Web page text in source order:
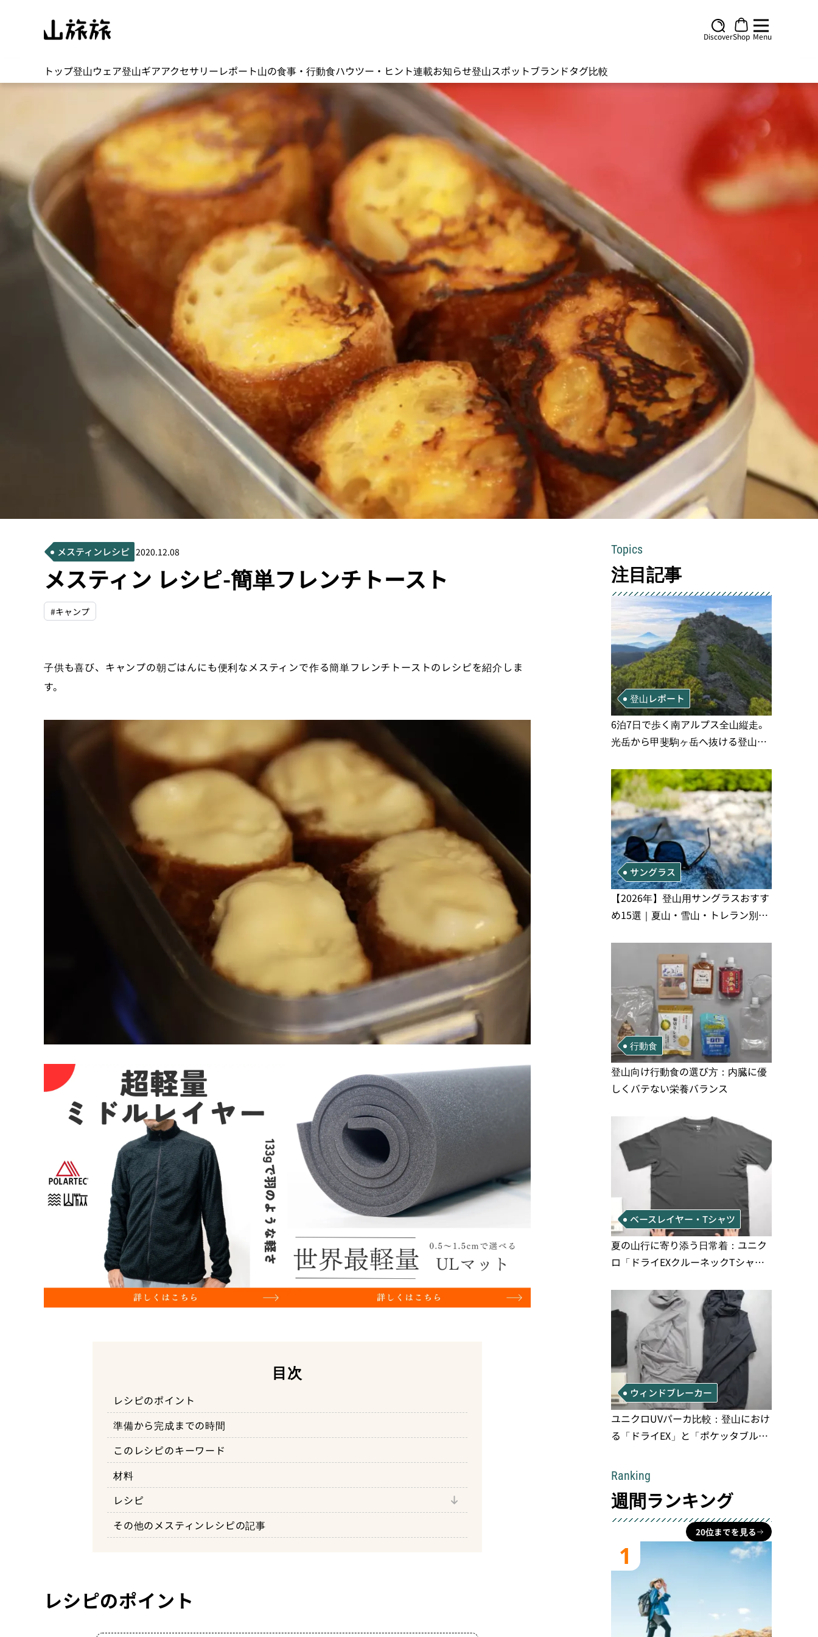
DiscoverShop Menu
トップ登山ウェア登山ギアアクセサリーレポート山の食事・行動食ハウツー・ヒント連載お知らせ登山スポットブランドタグ比較
メスティンレシピ 2020.12.08
メスティン レシピ-簡単フレンチトースト
#キャンプ
子供も喜び、キャンプの朝ごはんにも便利なメスティンで作る簡単フレンチトーストのレシピを紹介しま
す。
目次
レシピのポイント
準備から完成までの時間
このレシピのキーワード
材料
レシピ
バケットメスティンの高さにカット
メスティンにバターを入れ弱火で加熱
フルーツを焼いたバケットの上にのせメープルシロップをかけたら完成
その他のメスティンレシピの記事
レシピのポイント
Topics
注目記事
登山レポート
6泊7日で歩く南アルプス全山縦走。
光岳から甲斐駒ヶ岳へ抜ける登山の
サングラス
【2026年】登山用サングラスおすす
め15選｜夏山・雪山・トレラン別、
行動食
登山向け行動食の選び方：内臓に優
しくバテない栄養バランス
ベースレイヤー・Tシャツ
夏の山行に寄り添う日常着：ユニク
ロ「ドライEXクルーネックTシャ
ウィンドブレーカー
ユニクロUVパーカ比較：登山におけ
る「ドライEX」と「ポケッタブル」
Ranking
週間ランキング
20位までを見る
1